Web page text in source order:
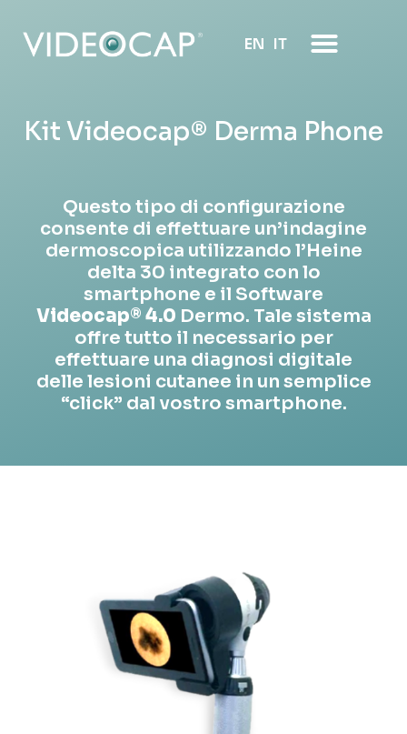
EN IT
Kit Videocap® Derma Phone
Questo tipo di configurazione
consente di effettuare un’indagine
dermoscopica utilizzando l’Heine
delta 30 integrato con lo
smartphone e il Software
Videocap® 4.0 Dermo. Tale sistema
offre tutto il necessario per
effettuare una diagnosi digitale
delle lesioni cutanee in un semplice
“click” dal vostro smartphone.